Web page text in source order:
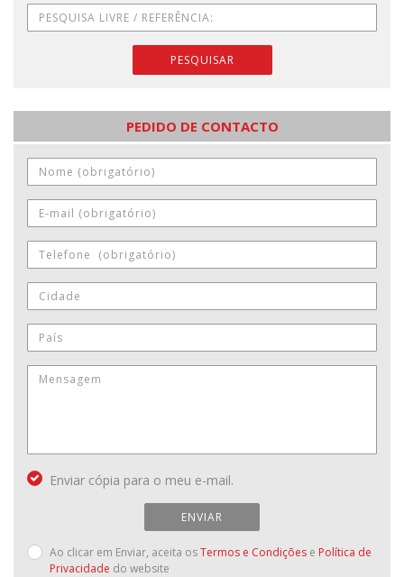
PESQUISAR
PEDIDO DE CONTACTO
Enviar cópia para o meu e-mail.
ENVIAR
Ao clicar em Enviar, aceita osTermos e Condições e Política de
Privacidade do website